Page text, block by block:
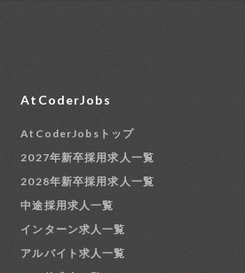
AtCoderJobs
AtCoderJobsトップ
2027年新卒採用求人一覧
2028年新卒採用求人一覧
中途採用求人一覧
インターン求人一覧
アルバイト求人一覧